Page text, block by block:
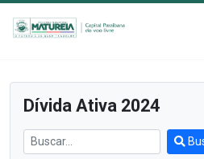
Dívida Ativa 2024